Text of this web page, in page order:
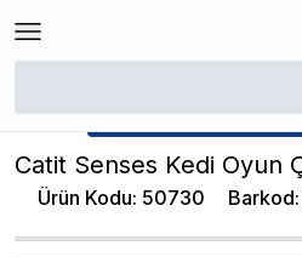
/
★ Atakan Petshop,
Catit Senses Kedi Oyun
Ürün Kodu: 50730 Barkod: